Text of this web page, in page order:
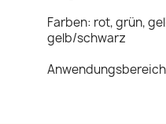
Farben: rot, grün,
gelb/schwarz